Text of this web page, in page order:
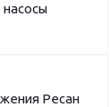
Ресан